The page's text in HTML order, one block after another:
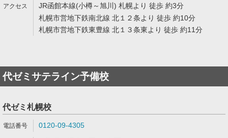
JR函館本線(小樽～旭川) 札幌より 徒歩 約3分
札幌市営地下鉄南北線 北１２条より 徒歩 約10分
札幌市営地下鉄東豊線 北１３条東より 徒歩 約11分
代ゼミサテライン予備校
代ゼミ札幌校
0120-09-4305